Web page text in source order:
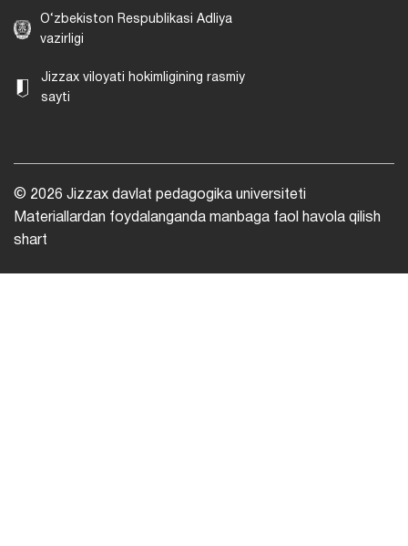
O‘zbekiston Respublikasi Adliya
vazirligi
Jizzax viloyati hokimligining rasmiy
sayti
© 2026 Jizzax davlat pedagogika universiteti
Materiallardan foydalanganda manbaga faol havola qilish
shart